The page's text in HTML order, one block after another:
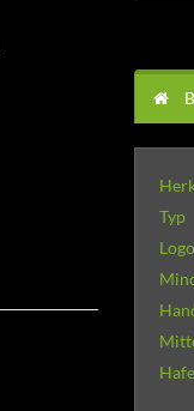
Typ
Logo